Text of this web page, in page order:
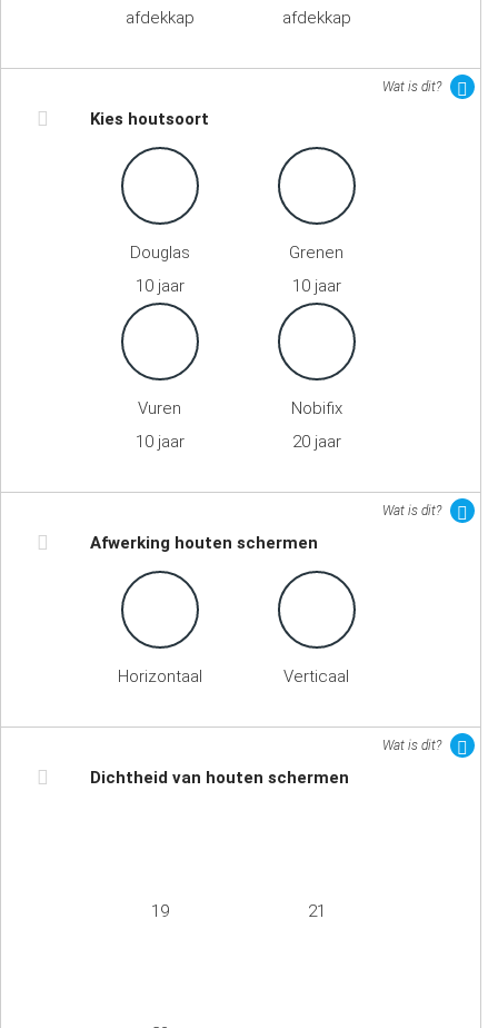
afdekkap
afdekkap
Wat is dit?
Kies houtsoort
Douglas
10 jaar
Grenen
10 jaar
Vuren
10 jaar
Nobifix
20 jaar
Wat is dit?
Afwerking houten schermen
Horizontaal Verticaal
Wat is dit?
Dichtheid van houten schermen
19 21